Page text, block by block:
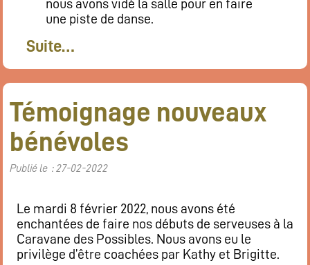
nous avons vidé la salle pour en faire
une piste de danse.
Suite…
Témoignage nouveaux
bénévoles
Publié le : 27-02-2022
Le mardi 8 février 2022, nous avons été
enchantées de faire nos débuts de serveuses à la
Caravane des Possibles. Nous avons eu le
privilège d’être coachées par Kathy et Brigitte.